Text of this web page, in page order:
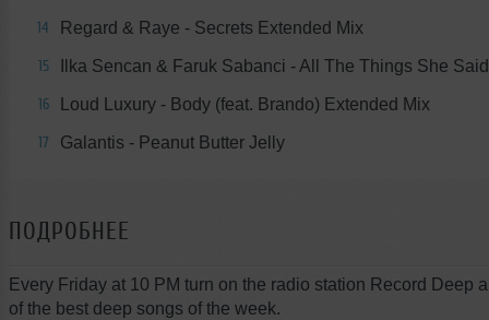
14 Regard & Raye - Secrets Extended Mix
15 Ilka Sencan & Faruk Sabanci - All The Things She Said
16 Loud Luxury - Body (feat. Brando) Extended Mix
17 Galantis - Peanut Butter Jelly
ПОДРОБНЕЕ
Every Friday at 10 PM turn on the radio station Record Deep
of the best deep songs of the week.